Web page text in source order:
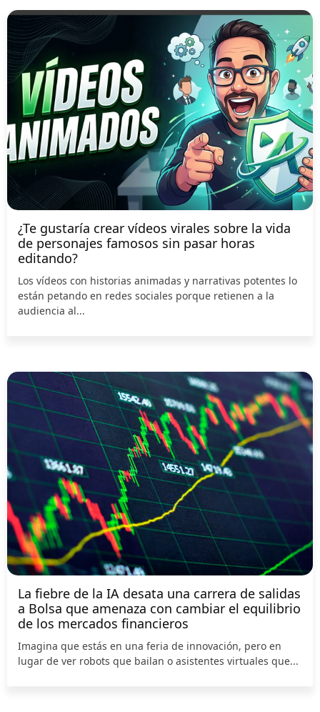
¿Te gustaría crear vídeos virales sobre la vida
de personajes famosos sin pasar horas
editando?
Los vídeos con historias animadas y narrativas potentes lo
están petando en redes sociales porque retienen a la
audiencia al...
La fiebre de la IA desata una carrera de salidas
a Bolsa que amenaza con cambiar el equilibrio
de los mercados financieros
Imagina que estás en una feria de innovación, pero en
lugar de ver robots que bailan o asistentes virtuales que...